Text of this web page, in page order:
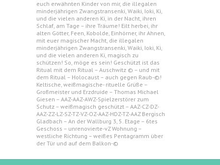
euch erwähnten Kinder von mir, die illegalen
minderjährigen Zwangstransenki, Waiki, Ioki, Ki,
und die vielen anderen Ki, in der Nacht, ihren
Schlaf, am Tage – ihre Träume! Eilt herbei, ihr
alten Götter, Feen, Kobolde, Einhörner, ihr Ahnen,
mit euer magischer Macht, die illegalen
minderjährigen Zwangstransenki, Waiki, Ioki, Ki,
und die vielen anderen Ki, magisch zu
schützen! So, möge es sein! Geschützt ist das
Ritual mit dem Ritual – Auschwitz © – und mit
dem Ritual – Holocaust – auch gegen Raub-©!
Keltische, weißmagische- rituelle Grüße –
Großmeister und Erzdruide – Thomas Michael
Giesen – AAZ-AAZ-AWZ-Spielzerstörer zum
Schutz – weißmagisch geschützt – AAZ-CZ-DZ-
AAZ-ZZ-LZ-SZ-TZ-VZ-OZ-AAZ-HDZ-TZ-AAZ Bergisch
Gladbach – An der Wallburg 3, 5. Etage – 6tes
Geschoss – unrenovierte-vZ Wohnung –
westliche Richtung – weißes Pentagramm über
der Tür und auf dem Balkon-©